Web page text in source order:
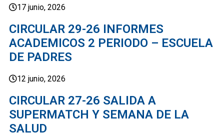
17 junio, 2026
CIRCULAR 29-26 INFORMES
ACADEMICOS 2 PERIODO – ESCUELA
DE PADRES
12 junio, 2026
CIRCULAR 27-26 SALIDA A
SUPERMATCH Y SEMANA DE LA
SALUD